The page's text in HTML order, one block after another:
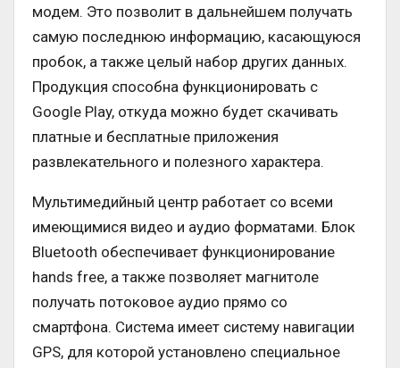
модем. Это позволит в дальнейшем получать
самую последнюю информацию, касающуюся
пробок, а также целый набор других данных.
Продукция способна функционировать с
Google Play, откуда можно будет скачивать
платные и бесплатные приложения
развлекательного и полезного характера.
Мультимедийный центр работает со всеми
имеющимися видео и аудио форматами. Блок
Bluetooth обеспечивает функционирование
hands free, а также позволяет магнитоле
получать потоковое аудио прямо со
смартфона. Система имеет систему навигации
GPS, для которой установлено специальное